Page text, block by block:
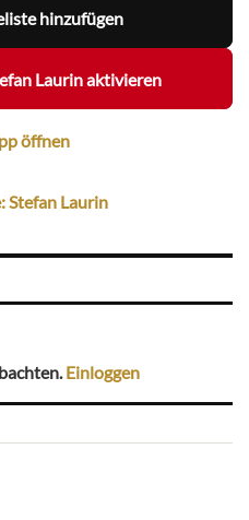
hinzufügen
Laurin aktivieren
öffnen
Stefan Laurin
Einloggen